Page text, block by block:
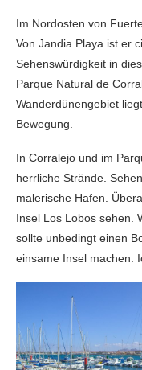
Im Nordosten von
Von Jandia Playa ist er
Sehenswürdigkeit in
Parque Natural de
Wanderdünengebiet
Bewegung.
In Corralejo und im
herrliche Strände.
malerische Hafen.
Insel Los Lobos sehen.
sollte unbedingt einen
einsame Insel machen.